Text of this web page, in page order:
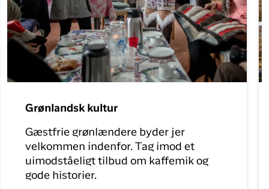
Grønlandsk kultur
Gæstfrie grønlændere byder jer
velkommen indenfor. Tag imod et
uimodståeligt tilbud om kaffemik og
gode historier.